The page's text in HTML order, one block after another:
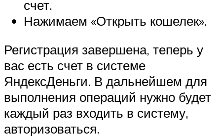
счет.
Нажимаем «Открыть кошелек».
Регистрация завершена, теперь у
вас есть счет в системе
ЯндексДеньги. В дальнейшем для
выполнения операций нужно будет
каждый раз входить в систему,
авторизоваться.